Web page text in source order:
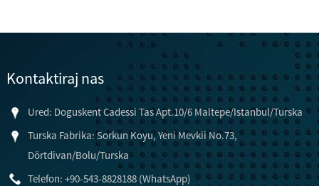
Kontaktiraj nas
Ured: Doguskent Cadessi Tas Apt.10/6 Maltepe/Istanbul/Turska
Turska Fabrika: Sorkun Koyu, Yeni Mevkii No.73,
Dörtdivan/Bolu/Turska
Telefon: +90-543-8828188 (WhatsApp)